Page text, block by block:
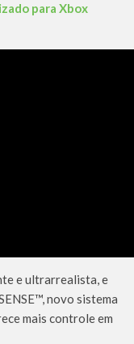
para Xbox
e ultrarrealista, e
novo sistema
mais controle em